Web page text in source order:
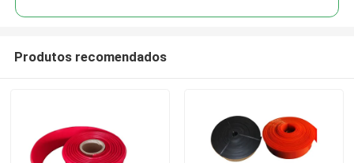
Produtos recomendados